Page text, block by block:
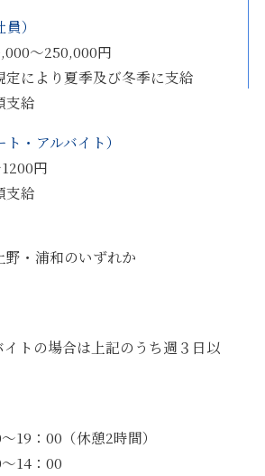
）
～250,000円
定により夏季及び冬季に支給
支給
・アルバイト）
円
支給
野・浦和のいずれか
イトの場合は上記のうち週３日以
19：00（休憩2時間）
14：00